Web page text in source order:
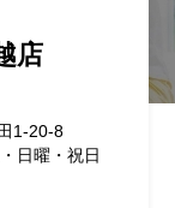
店
1-20-8
日曜・祝日